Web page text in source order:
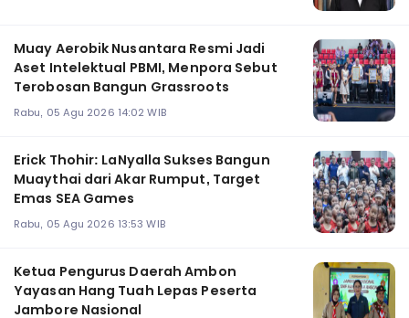
Muay Aerobik Nusantara Resmi Jadi
Aset Intelektual PBMI, Menpora Sebut
Terobosan Bangun Grassroots
Rabu, 05 Agu 2026 14:02 WIB
Erick Thohir: LaNyalla Sukses Bangun
Muaythai dari Akar Rumput, Target
Emas SEA Games
Rabu, 05 Agu 2026 13:53 WIB
Ketua Pengurus Daerah Ambon
Yayasan Hang Tuah Lepas Peserta
Jambore Nasional